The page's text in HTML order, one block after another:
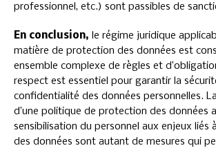
professionnel, etc.) sont passibles de
En conclusion, le régime juridique
matière de protection des données est
ensemble complexe de règles et
respect est essentiel pour garantir la
confidentialité des données personnelles.
d’une politique de protection des données
sensibilisation du personnel aux enjeux liés
des données sont autant de mesures qui